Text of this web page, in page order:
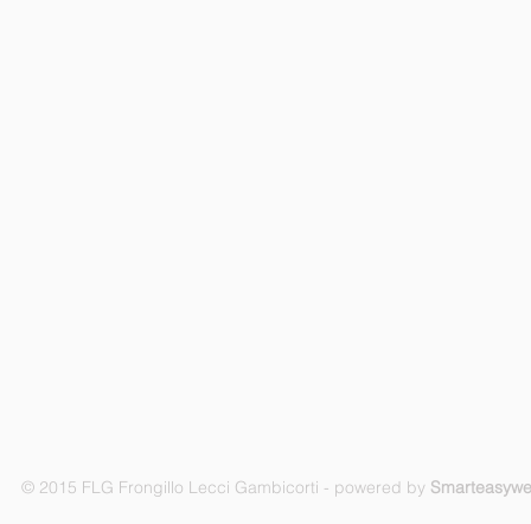
© 2015 FLG Frongillo Lecci Gambicorti - powered by